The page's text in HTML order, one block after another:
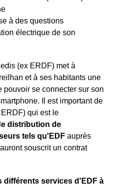
à des questions
électrique de son
(ex ERDF) met à
et à ses habitants une
pouvoir se connecter sur son
Il est important de
qui est le
distribution de
tels qu'EDF auprès
souscrit un contrat
différents services d'EDF à